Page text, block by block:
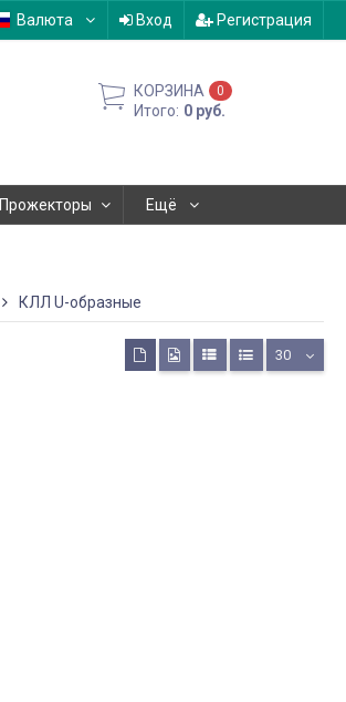
Валюта Вход Регистрация
КОРЗИНА 0
Итого: 0 руб.
Прожекторы Ещё
КЛЛ U-образные
30